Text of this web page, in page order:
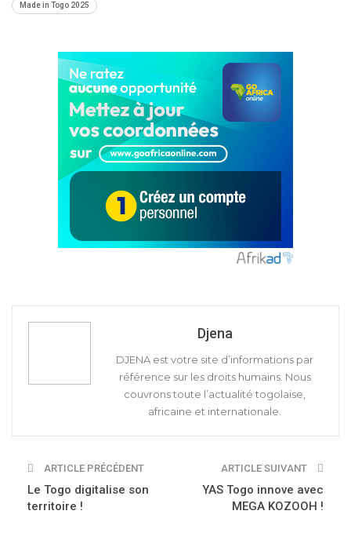
Made in Togo 2025
Djena
DJENA est votre site d’informations par
référence sur les droits humains. Nous
couvrons toute l’actualité togolaise,
africaine et internationale.
ARTICLE PRÉCÉDENT
Le Togo digitalise son
territoire !
ARTICLE SUIVANT
YAS Togo innove avec
MEGA KOZOOH !